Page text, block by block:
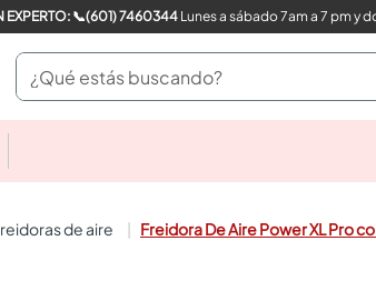
COMPRA CON UN EXPERTO: 📞(601) 7460344Lunes a sábado 7am a 7 pm y
¿Qué estás buscando?
freidoras de aire Freidora De Aire Power XL Pro
closet
sanitarios